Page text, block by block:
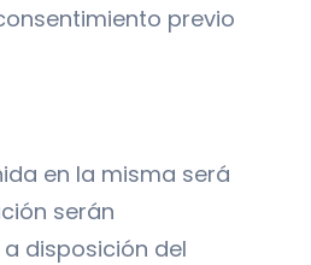
previo
en la misma será
serán
disposición del